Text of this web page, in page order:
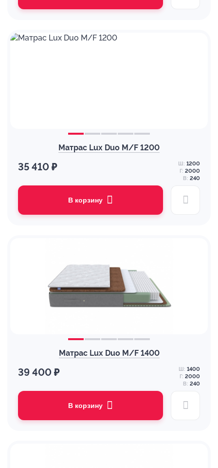
Матрас Lux Duo M/F 1200
35 410 ₽ Ш: 1200
Г: 2000
В: 240
В корзину
Матрас Lux Duo M/F 1400
39 400 ₽ Ш: 1400
Г: 2000
В: 240
В корзину